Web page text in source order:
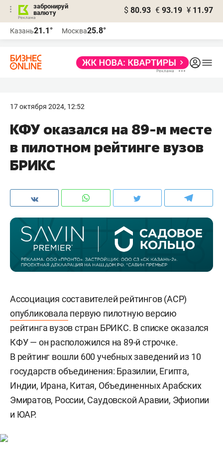
забронируй
валюту
$ 80.93 € 93.19 ¥ 11.97
Казань21.1° Москва25.8°
17 октября 2024, 12:52
КФУ оказался на 89-м месте
в пилотном рейтинге вузов
БРИКС
Ассоциация составителей рейтингов (АСР)
опубликовала первую пилотную версию
рейтинга вузов стран БРИКС. В списке оказался
КФУ — он расположился на 89-й строчке.
В рейтинг вошли 600 учебных заведений из 10
государств объединения: Бразилии, Египта,
Индии, Ирана, Китая, Объединенных Арабских
Эмиратов, России, Саудовской Аравии, Эфиопии
и ЮАР.